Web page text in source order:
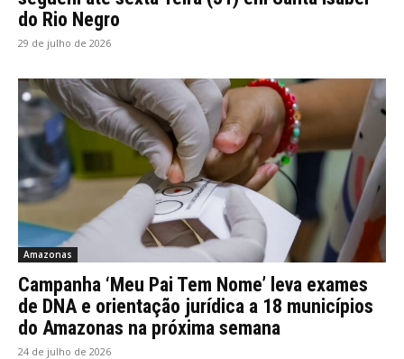
do Rio Negro
29 de julho de 2026
Amazonas
Campanha ‘Meu Pai Tem Nome’ leva exames
de DNA e orientação jurídica a 18 municípios
do Amazonas na próxima semana
24 de julho de 2026